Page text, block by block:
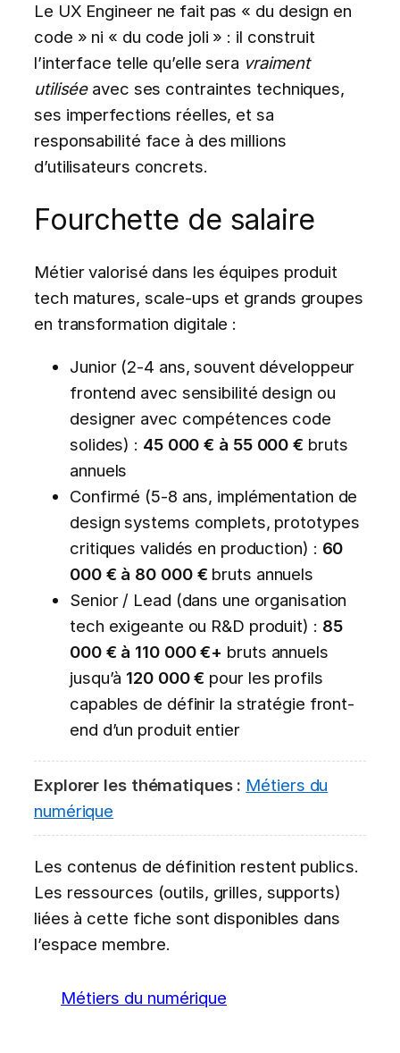
Le UX Engineer ne fait pas « du design en
code » ni « du code joli » : il construit
l’interface telle qu’elle sera vraiment
utiliséeavec ses contraintes techniques,
ses imperfections réelles, et sa
responsabilité face à des millions
d’utilisateurs concrets.
Fourchette de salaire
Métier valorisé dans les équipes produit
tech matures, scale-ups et grands groupes
en transformation digitale :
Junior (2-4 ans, souvent développeur
frontend avec sensibilité design ou
designer avec compétences code
solides) : 45 000 € à 55 000 € bruts
annuels
Confirmé (5-8 ans, implémentation de
design systems complets, prototypes
critiques validés en production) : 60
000 € à 80 000 € bruts annuels
Senior / Lead (dans une organisation
tech exigeante ou R&D produit) : 85
000 € à 110 000 €+ bruts annuels
jusqu’à 120 000 € pour les profils
capables de définir la stratégie front-
end d’un produit entier
Explorer les thématiques : Métiers du
numérique
Les contenus de définition restent publics.
Les ressources (outils, grilles, supports)
liées à cette fiche sont disponibles dans
l’espace membre.
Métiers du numérique